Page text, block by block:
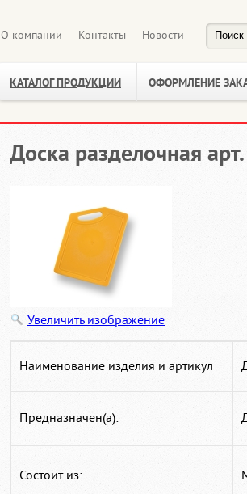
О компании Контакты Новости
КАТАЛОГ ПРОДУКЦИИ ОФОРМЛЕНИЕ
Доска разделочная
Увеличить изображение
Наименование изделия и артикул
Предназначен(а):
Состоит из: